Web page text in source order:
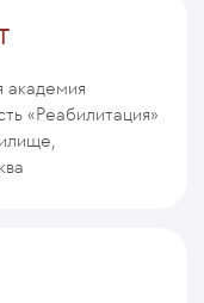
академия
«Реабилитация»